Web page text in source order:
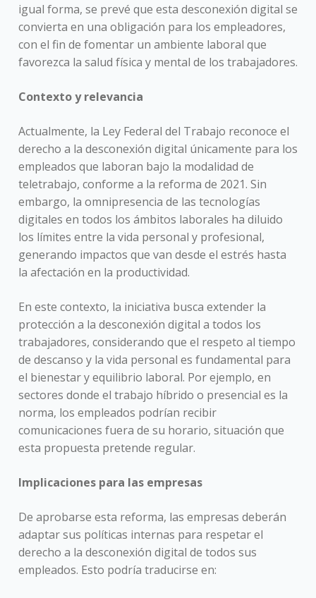
igual forma, se prevé que esta desconexión digital se
convierta en una obligación para los empleadores,
con el fin de fomentar un ambiente laboral que
favorezca la salud física y mental de los trabajadores.
Contexto y relevancia
Actualmente, la Ley Federal del Trabajo reconoce el
derecho a la desconexión digital únicamente para los
empleados que laboran bajo la modalidad de
teletrabajo, conforme a la reforma de 2021. Sin
embargo, la omnipresencia de las tecnologías
digitales en todos los ámbitos laborales ha diluido
los límites entre la vida personal y profesional,
generando impactos que van desde el estrés hasta
la afectación en la productividad.
En este contexto, la iniciativa busca extender la
protección a la desconexión digital a todos los
trabajadores, considerando que el respeto al tiempo
de descanso y la vida personal es fundamental para
el bienestar y equilibrio laboral. Por ejemplo, en
sectores donde el trabajo híbrido o presencial es la
norma, los empleados podrían recibir
comunicaciones fuera de su horario, situación que
esta propuesta pretende regular.
Implicaciones para las empresas
De aprobarse esta reforma, las empresas deberán
adaptar sus políticas internas para respetar el
derecho a la desconexión digital de todos sus
empleados. Esto podría traducirse en: